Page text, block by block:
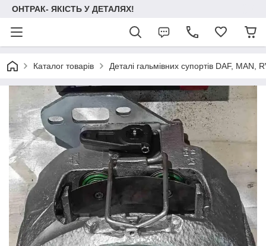
ОНТРАК- ЯКІСТЬ У ДЕТАЛЯХ!
Каталог товарів Деталі гальмівних супортів DAF,